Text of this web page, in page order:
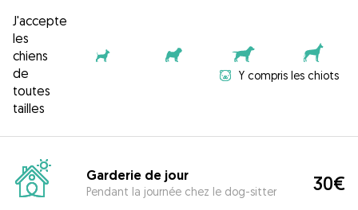
J'accepte
les
chiens
de
toutes
tailles
Y compris les chiots
Garderie de jour
Pendant la journée chez le dog-sitter 30€